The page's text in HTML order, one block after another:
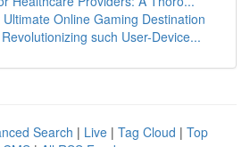
Online Gaming Destination
such User-Device...
Search | Live | Tag Cloud | Top